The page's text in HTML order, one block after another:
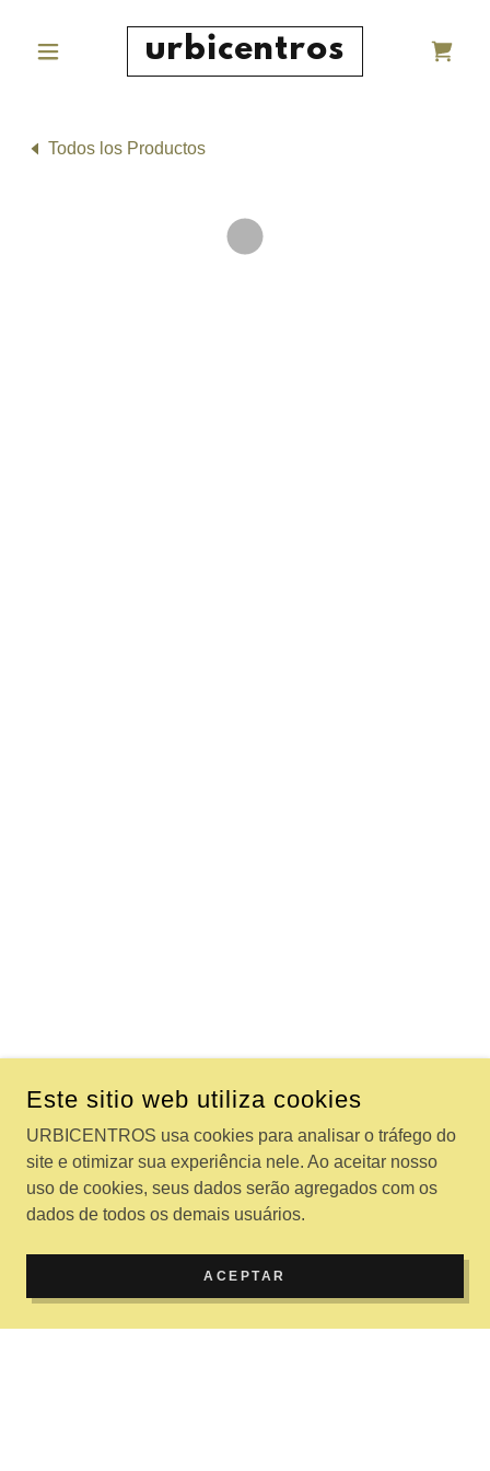
urbicentros
Todos los Productos
Este sitio web utiliza cookies
URBICENTROS usa cookies para analisar o tráfego do
site e otimizar sua experiência nele. Ao aceitar nosso
uso de cookies, seus dados serão agregados com os
dados de todos os demais usuários.
ACEPTAR